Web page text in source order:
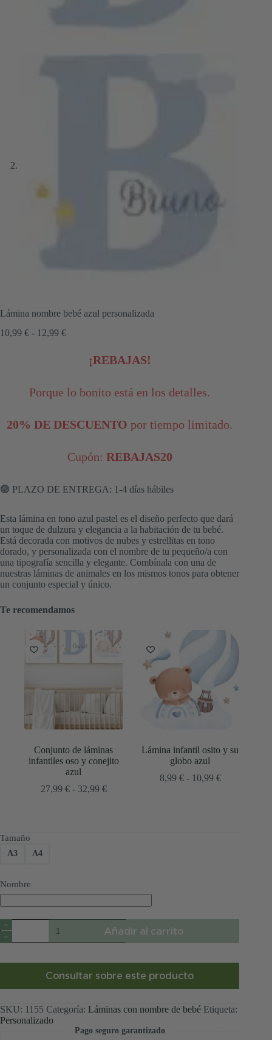
Lámina nombre bebé azul personalizada
10,99 € - 12,99 €Rango
precios:
hasta
12,99 €
¡REBAJAS!
Porque lo bonito está en los detalles.
20% DE DESCUENTO por tiempo limitado.
Cupón: REBAJAS20
🟢 PLAZO DE ENTREGA: 1-4 días hábiles
Esta lámina en tono azul pastel es el diseño perfecto que dará
un toque de dulzura y elegancia a la habitación de tu bebé.
Está decorada con motivos de nubes y estrellitas en tono
dorado, y personalizada con el nombre de tu pequeño/a con
una tipografía sencilla y elegante. Combínala con una de
nuestras láminas de animales en los mismos tonos para obtener
un conjunto especial y único.
Te recomendamos
Conjunto de láminas
infantiles oso y conejito
azul
27,99 € - 32,99 €Rango
Lámina infantil osito y su
globo azul
8,99 € - 10,99 €Rango
Tamaño
A3 A4
Nombre
Lámina
nombre
bebé
personalizada
Añadir al carrito
Consultar sobre este producto
SKU: 1155 Categoría: Láminas con nombre de bebé Etiqueta:
Personalizado
Pago seguro garantizado